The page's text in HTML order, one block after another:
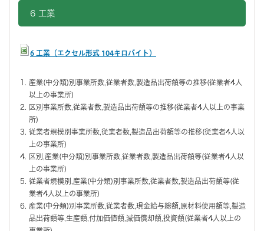
6 工業
6 工業（エクセル形式 104キロバイト）
産業(中分類)別事業所数,従業者数,製造品出荷額等の推移(従業者4人
以上の事業所)
区別事業所数,従業者数,製造品出荷額等の推移(従業者4人以上の事業
所)
従業者規模別事業所数,従業者数,製造品出荷額等の推移(従業者4人以
上の事業所)
区別,産業(中分類)別事業所数,従業者数,製造品出荷額等(従業者4人以
上の事業所)
従業者規模別,産業(中分類)別事業所数,従業者数,製造品出荷額等(従
業者4人以上の事業所)
産業(中分類)別事業所数,従業者数,現金給与総額,原材料使用額等,製造
品出荷額等,生産額,付加価値額,減価償却額,投資額(従業者4人以上の